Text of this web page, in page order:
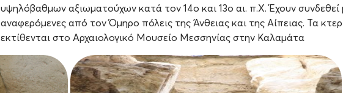
υψηλόβαθμων αξιωματούχων κατά τον 14ο και 13ο αι. π.Χ. Έχουν συνδεθεί
αναφερόμενες από τον Όμηρο πόλεις της Άνθειας και της Αίπειας. Τα
εκτίθενται στο Αρχαιολογικό Μουσείο Μεσσηνίας στην Καλαμάτα